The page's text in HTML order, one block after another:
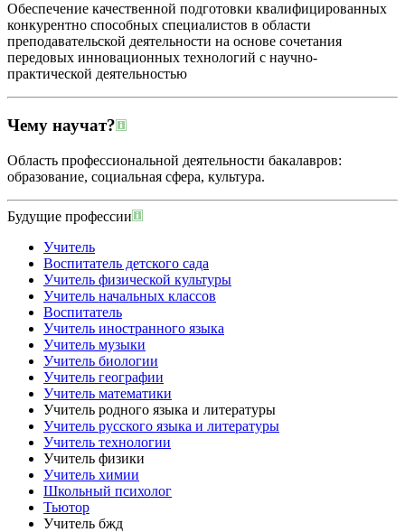
Обеспечение качественной подготовки квалифицированных
конкурентно способных специалистов в области
преподавательской деятельности на основе сочетания
передовых инновационных технологий с научно-
практической деятельностью
Чему научат?
Область профессиональной деятельности бакалавров:
образование, социальная сфера, культура.
Будущие профессии
Учитель
Воспитатель детского сада
Учитель физической культуры
Учитель начальных классов
Воспитатель
Учитель иностранного языка
Учитель музыки
Учитель биологии
Учитель географии
Учитель математики
Учитель родного языка и литературы
Учитель русского языка и литературы
Учитель технологии
Учитель физики
Учитель химии
Школьный психолог
Тьютор
Учитель бжд